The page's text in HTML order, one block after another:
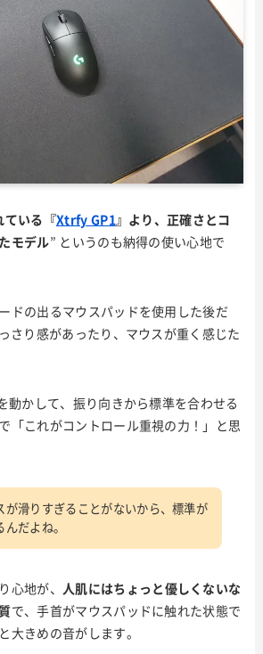
ている『Xtrfy GP1 』より、正確さとコ
モデル” というのも納得の使い心地で
ドの出るマウスパッドを使用した後だ
さり感があったり、マウスが重く感じた
動かして、振り向きから標準を合わせる
「これがコントロール重視の力！」と思
が滑りすぎることがないから、標準が
んだよね。
心地が、
人肌にはちょっと優しくないな
で、手首がマウスパッドに触れた状態で
大きめの音がします。